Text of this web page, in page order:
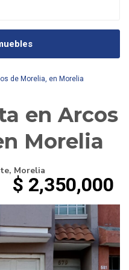
de Morelia, en Morelia
en Arcos
Morelia
, Morelia
$ 2,350,000